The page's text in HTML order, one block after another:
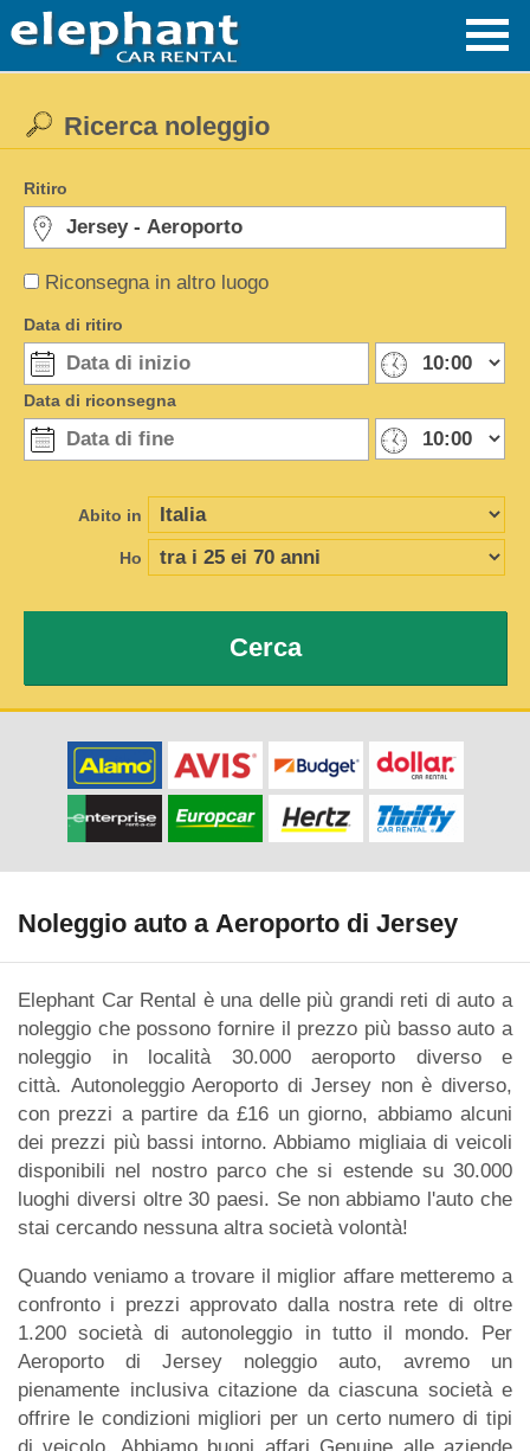
Riconsegna in altro luogo
Ricerca noleggio
Ritiro
Data di ritiro
Data di riconsegna
Abito in
Ho
Cerca
Noleggio auto a Aeroporto di Jersey
Elephant Car Rental è una delle più grandi reti di auto a
noleggio che possono fornire il prezzo più basso auto a
noleggio in località 30.000 aeroporto diverso e
città. Autonoleggio Aeroporto di Jersey non è diverso,
con prezzi a partire da £16 un giorno, abbiamo alcuni
dei prezzi più bassi intorno. Abbiamo migliaia di veicoli
disponibili nel nostro parco che si estende su 30.000
luoghi diversi oltre 30 paesi. Se non abbiamo l'auto che
stai cercando nessuna altra società volontà!
Quando veniamo a trovare il miglior affare metteremo a
confronto i prezzi approvato dalla nostra rete di oltre
1.200 società di autonoleggio in tutto il mondo. Per
Aeroporto di Jersey noleggio auto, avremo un
pienamente inclusiva citazione da ciascuna società e
offrire le condizioni migliori per un certo numero di tipi
di veicolo. Abbiamo buoni affari Genuine alle aziende